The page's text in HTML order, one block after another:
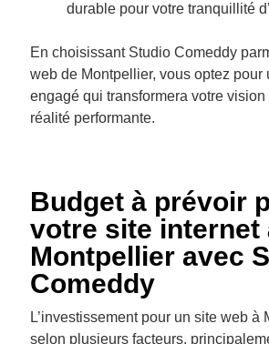
durable pour votre tranquillité
En choisissant Studio Comeddy
web de Montpellier, vous optez pour
engagé qui transformera votre
réalité performante.
Budget à prévoir
votre site internet
Montpellier avec
Comeddy
L’investissement pour un site web à
selon plusieurs facteurs,